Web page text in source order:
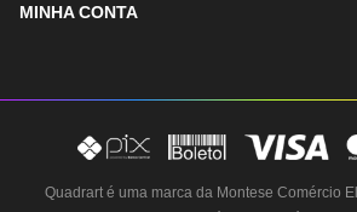
MINHA CONTA
Quadrart é uma marca da Montese Comércio